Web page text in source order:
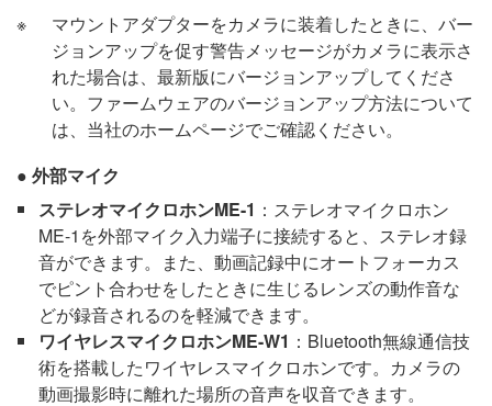
マウントアダプターをカメラに装着したときに、バー
ジョンアップを促す警告メッセージがカメラに表示さ
れた場合は、最新版にバージョンアップしてくださ
い。ファームウェアのバージョンアップ方法について
は、当社のホームページでご確認ください。
外部マイク
ステレオマイクロホンME-1 ：ステレオマイクロホン
ME-1を外部マイク入力端子に接続すると、ステレオ録
音ができます。また、動画記録中にオートフォーカス
でピント合わせをしたときに生じるレンズの動作音な
どが録音されるのを軽減できます。
ワイヤレスマイクロホンME-W1 ：Bluetooth無線通信技
術を搭載したワイヤレスマイクロホンです。カメラの
動画撮影時に離れた場所の音声を収音できます。